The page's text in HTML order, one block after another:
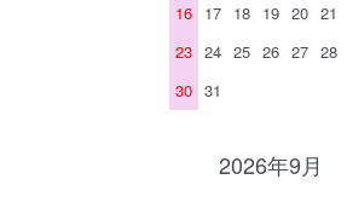
16 17 18 19 20 21
23 24 25 26 27 28
30 31
2026年9月